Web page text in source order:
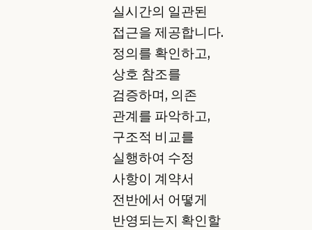
실시간의 일관된
접근을 제공합니다.
정의를 확인하고,
상호 참조를
검증하며, 의존
관계를 파악하고,
구조적 비교를
실행하여 수정
사항이 계약서
전반에서 어떻게
반영되는지 확인할